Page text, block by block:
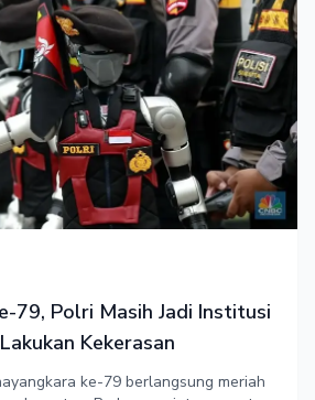
79, Polri Masih Jadi Institusi
Kekerasan
ke-79 berlangsung meriah